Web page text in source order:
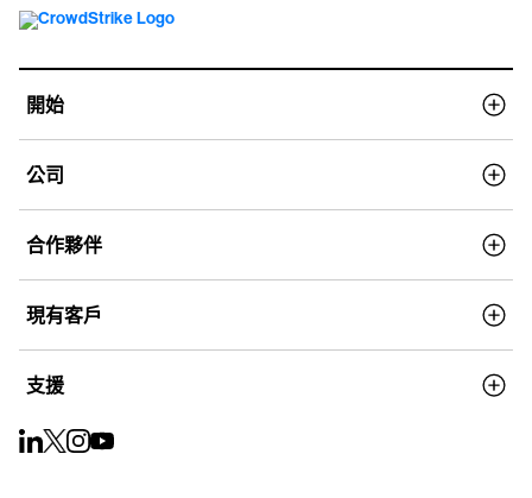
開始
公司
合作夥伴
現有客戶
支援